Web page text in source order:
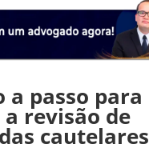
a passo para
revisão de
cautelares